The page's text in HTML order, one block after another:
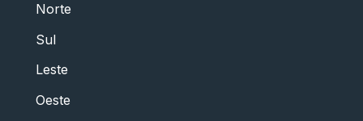
Norte
Sul
Leste
Oeste